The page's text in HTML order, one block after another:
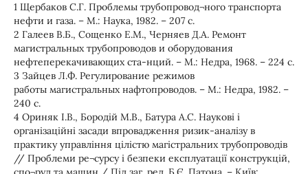
1 Щербаков С.Г. Проблемы трубопровод¬ного транспорта
нефти и газа. – М.: Наука, 1982. – 207 с.
2 Галеев В.Б., Сощенко Е.М., Черняев Д.А. Ремонт
магистральных трубопроводов и оборудования
нефтеперекачивающих ста-нций. – М.: Недра, 1968. – 224 с.
3 Зайцев Л.Ф. Регулирование режимов
работы магистральных нафтопроводов. – М.: Недра, 1982. –
240 с.
4 Ориняк І.В., Бородій М.В., Батура А.С. Наукові і
організаційні засади впровадження ризик-аналізу в
практику управління цілістю магістральних трубопроводів
// Проблеми ре¬сурсу і безпеки експлуатації конструкцій,